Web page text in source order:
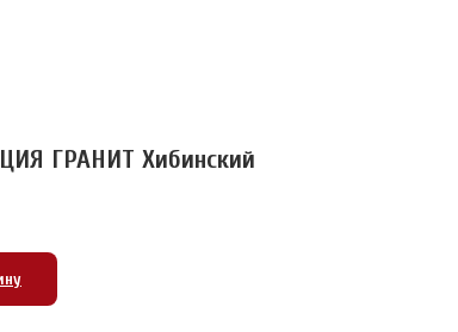
ГРАНИТ Хибинский